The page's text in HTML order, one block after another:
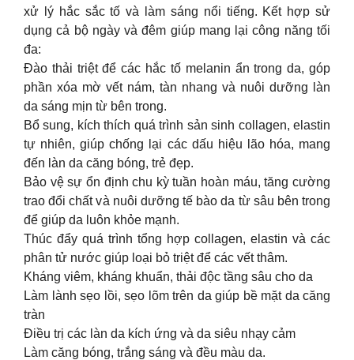
xử lý hắc sắc tố và làm sáng nổi tiếng. Kết hợp sử
dụng cả bộ ngày và đêm giúp mang lại công năng tối
đa:
Đào thải triệt để các hắc tố melanin ẩn trong da, góp
phần xóa mờ vết nám, tàn nhang và nuôi dưỡng làn
da sáng mịn từ bên trong.
Bổ sung, kích thích quá trình sản sinh collagen, elastin
tự nhiên, giúp chống lại các dấu hiệu lão hóa, mang
đến làn da căng bóng, trẻ đẹp.
Bảo vệ sự ổn định chu kỳ tuần hoàn máu, tăng cường
trao đổi chất và nuôi dưỡng tế bào da từ sâu bên trong
để giúp da luôn khỏe mạnh.
Thúc đẩy quá trình tổng hợp collagen, elastin và các
phân tử nước giúp loại bỏ triệt để các vết thâm.
Kháng viêm, kháng khuẩn, thải độc tầng sâu cho da
Làm lành sẹo lồi, sẹo lõm trên da giúp bề mặt da căng
tràn
Điều trị các làn da kích ứng và da siêu nhạy cảm
Làm căng bóng, trắng sáng và đều màu da.